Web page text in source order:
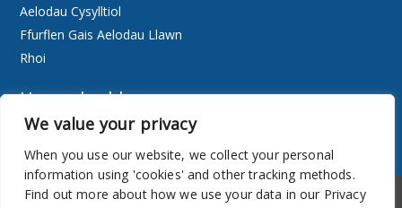
We value your privacy
When you use our website, we collect your personal
information using 'cookies' and other tracking methods.
Find out more about how we use your data in our Privacy
Aelodau Cysylltiol
Ffurflen Gais Aelodau Llawn
Rhoi
Hygyrchedd
Ewch Ar-lein
Hygyrchedd Cylchlythyr